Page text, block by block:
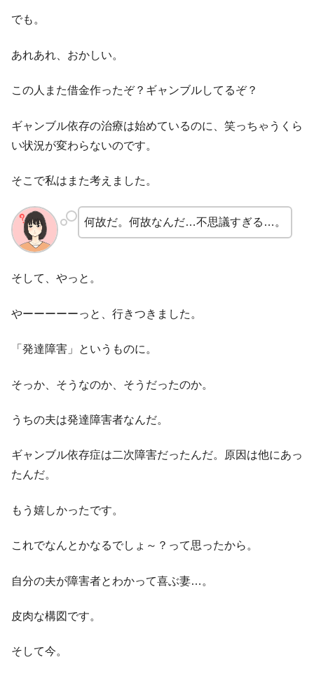
でも。
あれあれ、おかしい。
この人また借金作ったぞ？ギャンブルしてるぞ？
ギャンブル依存の治療は始めているのに、笑っちゃうくら
い状況が変わらないのです。
そこで私はまた考えました。
何故だ。何故なんだ…不思議すぎる…。
そして、やっと。
やーーーーーっと、行きつきました。
「発達障害」というものに。
そっか、そうなのか、そうだったのか。
うちの夫は発達障害者なんだ。
ギャンブル依存症は二次障害だったんだ。原因は他にあっ
たんだ。
もう嬉しかったです。
これでなんとかなるでしょ～？って思ったから。
自分の夫が障害者とわかって喜ぶ妻…。
皮肉な構図です。
そして今。